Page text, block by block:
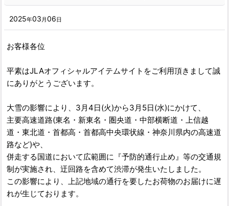
2025年03 月06日
お客様各位
平素はJLAオフィシャルアイテムサイトをご利用頂きまして誠
にありがとうございます。
大雪の影響により、3月4日(火)から3月5日(水)にかけて、
主要高速道路(東名・新東名・圏央道・中部横断道・上信越
道・東北道・首都高・首都高中央環状線・神奈川県内の高速道
路など)や、
併走する国道において広範囲に『予防的通行止め』等の交通規
制が実施され、迂回路を含めて渋滞が発生いたしました。
この影響により、上記地域の通行を要したお荷物のお届けに遅
れが生じております。